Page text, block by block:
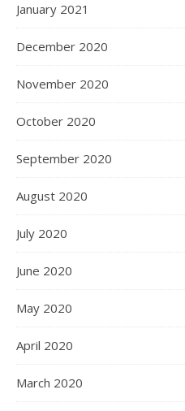
January 2021
December 2020
November 2020
October 2020
September 2020
August 2020
July 2020
June 2020
May 2020
April 2020
March 2020